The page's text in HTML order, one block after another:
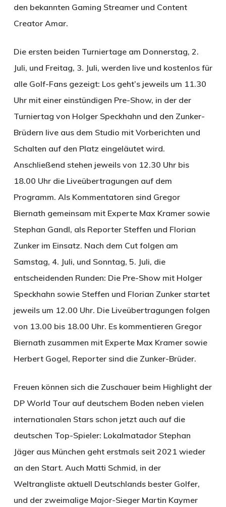
den bekannten Gaming Streamer und Content
Creator Amar.
Die ersten beiden Turniertage am Donnerstag, 2.
Juli, und Freitag, 3. Juli, werden live und kostenlos für
alle Golf-Fans gezeigt: Los geht’s jeweils um 11.30
Uhr mit einer einstündigen Pre-Show, in der der
Turniertag von Holger Speckhahn und den Zunker-
Brüdern live aus dem Studio mit Vorberichten und
Schalten auf den Platz eingeläutet wird.
Anschließend stehen jeweils von 12.30 Uhr bis
18.00 Uhr die Liveübertragungen auf dem
Programm. Als Kommentatoren sind Gregor
Biernath gemeinsam mit Experte Max Kramer sowie
Stephan Gandl, als Reporter Steffen und Florian
Zunker im Einsatz. Nach dem Cut folgen am
Samstag, 4. Juli, und Sonntag, 5. Juli, die
entscheidenden Runden: Die Pre-Show mit Holger
Speckhahn sowie Steffen und Florian Zunker startet
jeweils um 12.00 Uhr. Die Liveübertragungen folgen
von 13.00 bis 18.00 Uhr. Es kommentieren Gregor
Biernath zusammen mit Experte Max Kramer sowie
Herbert Gogel, Reporter sind die Zunker-Brüder.
Freuen können sich die Zuschauer beim Highlight der
DP World Tour auf deutschem Boden neben vielen
internationalen Stars schon jetzt auch auf die
deutschen Top-Spieler: Lokalmatador Stephan
Jäger aus München geht erstmals seit 2021 wieder
an den Start. Auch Matti Schmid, in der
Weltrangliste aktuell Deutschlands bester Golfer,
und der zweimalige Major-Sieger Martin Kaymer